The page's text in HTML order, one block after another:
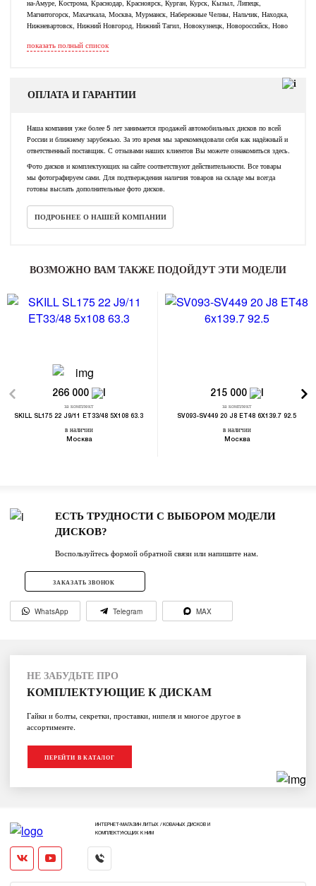
на-Амуре, Кострома, Краснодар, Красноярск, Курган, Курск, Кызыл, Липецк,
Магнитогорск, Махачкала, Москва, Мурманск, Набережные Челны, Нальчик, Находка,
Нижневартовск, Нижний Новгород, Нижний Тагил, Новокузнецк, Новороссийск, Ново
показать полный список
ОПЛАТА И ГАРАНТИИ
Наша компания уже более 5 лет занимается продажей автомобильных дисков по всей
России и ближнему зарубежью. За это время мы зарекомендовали себя как надёжный и
ответственный поставщик. С отзывами наших клиентов Вы можете ознакомиться здесь.
Фото дисков и комплектующих на сайте соответствуют действительности. Все товары
мы фотографируем сами. Для подтверждения наличия товаров на складе мы всегда
готовы выслать дополнительные фото дисков.
ПОДРОБНЕЕ О НАШЕЙ КОМПАНИИ
ВОЗМОЖНО ВАМ ТАКЖЕ ПОДОЙДУТ ЭТИ МОДЕЛИ
266 000
за комплект
SKILL SL175 22 J9/11 ET33/48 5X108 63.3
в наличии
Москва
215 000
за комплект
SV093-SV449 20 J8 ET48 6X139.7 92.5
в наличии
Москва
ЕСТЬ ТРУДНОСТИ С ВЫБОРОМ МОДЕЛИ
ДИСКОВ?
Воспользуйтесь формой обратной связи или напишите нам.
ЗАКАЗАТЬ ЗВОНОК
WhatsApp Telegram MAX
НЕ ЗАБУДЬТЕ ПРО
КОМПЛЕКТУЮЩИЕ К ДИСКАМ
Гайки и болты, секретки, проставки, нипеля и многое другое в
ассортименте.
ПЕРЕЙТИ В КАТАЛОГ
ИНТЕРНЕТ-МАГАЗИН ЛИТЫХ / КОВАНЫХ ДИСКОВ И
КОМПЛЕКТУЮЩИХ К НИМ